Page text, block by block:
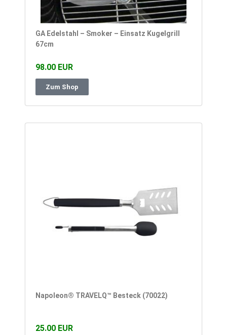
GA Edelstahl – Smoker – Einsatz Kugelgrill
67cm
98.00 EUR
Zum Shop
Napoleon® TRAVELQ™ Besteck (70022)
25.00 EUR